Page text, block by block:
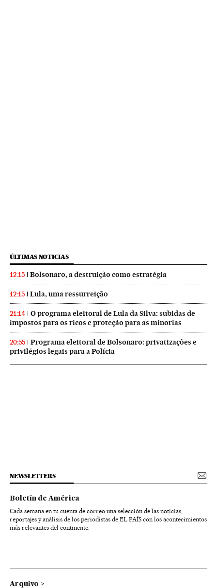
ÚLTIMAS NOTICIAS
12:15 Bolsonaro, a destruição como estratégia
12:15 Lula, uma ressurreição
21:14
O programa eleitoral de Lula da Silva: subidas de
impostos para os ricos e proteção para as minorias
20:55
Programa eleitoral de Bolsonaro: privatizações e
privilégios legais para a Polícia
NEWSLETTERS
Boletín de América
Cada semana en tu cuenta de correo una selección de las noticias,
reportajes y análisis de los periodistas de EL PAÍS con los acontecimientos
más relevantes del continente.
Arquivo